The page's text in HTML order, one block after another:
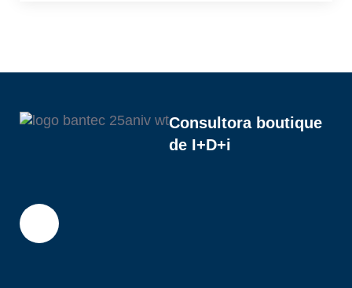
Consultora boutique
de I+D+i